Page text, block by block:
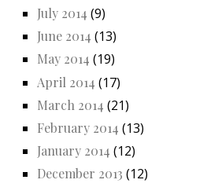
July 2014 (9)
June 2014 (13)
May 2014 (19)
April 2014 (17)
March 2014 (21)
February 2014 (13)
January 2014 (12)
December 2013 (12)